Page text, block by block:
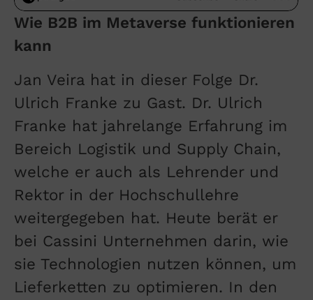
Wie B2B im Metaverse funktionieren
kann
Jan Veira hat in dieser Folge Dr.
Ulrich Franke zu Gast. Dr. Ulrich
Franke hat jahrelange Erfahrung im
Bereich Logistik und Supply Chain,
welche er auch als Lehrender und
Rektor in der Hochschullehre
weitergegeben hat. Heute berät er
bei Cassini Unternehmen darin, wie
sie Technologien nutzen können, um
Lieferketten zu optimieren. In den